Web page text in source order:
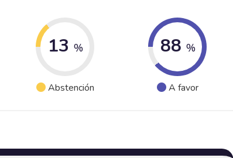
13 %
Abstención
88 %
A favor